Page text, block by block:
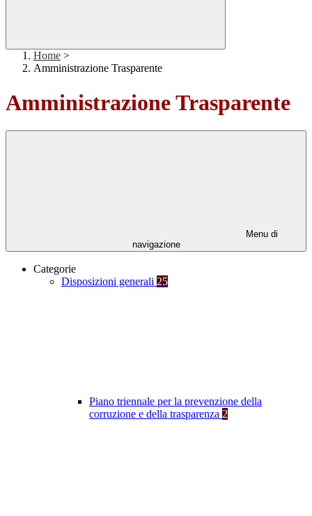
Home >
Amministrazione Trasparente
Amministrazione Trasparente
Menu di
navigazione
Categorie
Disposizioni generali 25
Piano triennale per la prevenzione della
corruzione e della trasparenza 2